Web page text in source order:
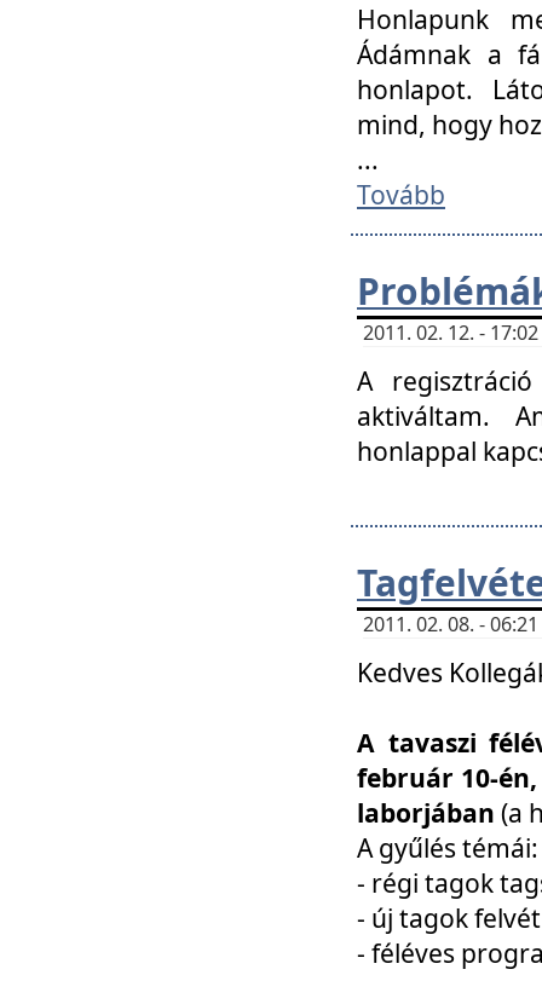
Honlapunk
Ádámnak a
honlapot.
mind, hogy
...
Tovább
2011. 02. 12. -
A
aktiváltam.
honlappal
2011. 02. 08. -
Kedves
A tavaszi
február 10-
laborjában (a
A gyűlés témái:
- régi tagok
- új tagok
- féléves